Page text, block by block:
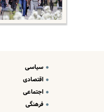
سیاسی
اقتصادی
اجتماعی
فرهنگی